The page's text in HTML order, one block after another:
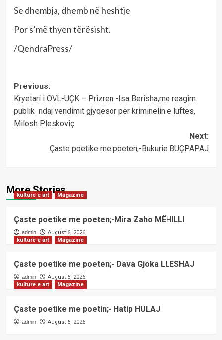
Se dhembja, dhemb në heshtje
Por s’më thyen tërësisht.
/QendraPress/
Post
navigation
Previous:
Kryetari i OVL-UÇK – Prizren -Isa Berisha,me reagim
publik ndaj vendimit gjyqësor për kriminelin e luftës,
Milosh Pleskoviç
Next:
Çaste poetike me poeten;-Bukurie BUÇPAPAJ
More Stories
kulture e art Magazine
Çaste poetike me poeten;-Mira Zaho MËHILLI
admin
August 6, 2026
kulture e art
Magazine
Çaste poetike me poeten;- Dava Gjoka LLESHAJ
admin
August 6, 2026
kulture e art
Magazine
Çaste poetike me poetin;- Hatip HULAJ
admin August 6, 2026